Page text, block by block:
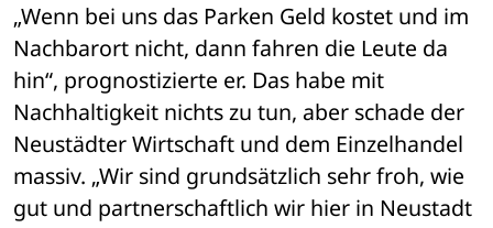
„Wenn bei uns das Parken Geld kostet und im
Nachbarort nicht, dann fahren die Leute da
hin“, prognostizierte er. Das habe mit
Nachhaltigkeit nichts zu tun, aber schade der
Neustädter Wirtschaft und dem Einzelhandel
massiv. „Wir sind grundsätzlich sehr froh, wie
gut und partnerschaftlich wir hier in Neustadt